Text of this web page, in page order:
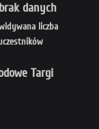
liczba
brak danych
Targi